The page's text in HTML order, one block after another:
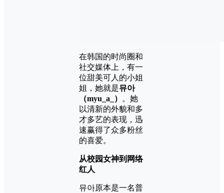
在韩国的时尚圈和
社交媒体上，有一
位甜美可人的小姐
姐，她就是뮤아
（myu_a_）
。她
以清新的外貌和多
才多艺的表现，迅
速赢得了众多粉丝
的喜爱。
从校园女神到网络
红人
뮤아原本是一名普